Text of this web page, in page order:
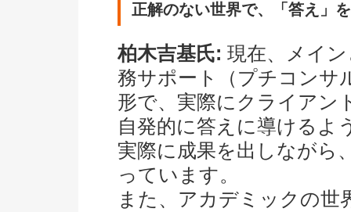
正解のない世界で、「答え」
柏木吉基氏: 現在、メイ
務サポート（プチコンサ
形で、実際にクライアン
自発的に答えに導けるよ
実際に成果を出しながら
っています。
また、アカデミックの世